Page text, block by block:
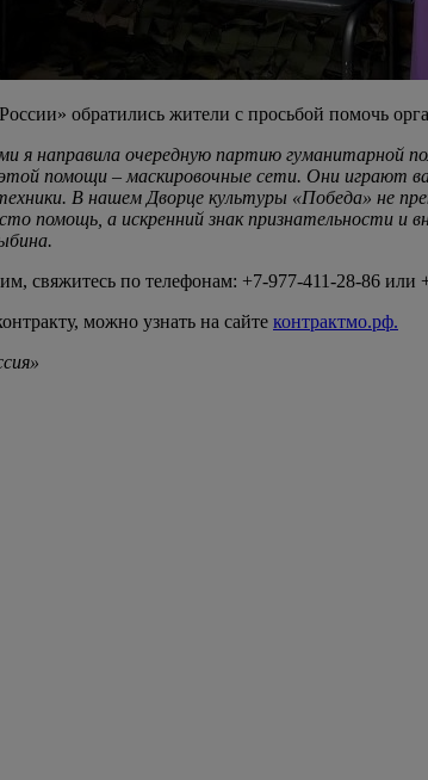
обратились жители с просьбой помочь
я направила очередную партию
помощи – маскировочные сети. Они играют
В нашем Дворце культуры «Победа» не
помощь, а искренний знак признательности
свяжитесь по телефонам: +7‑977‑411‑28‑86 или
можно узнать на сайте контрактмо.рф.